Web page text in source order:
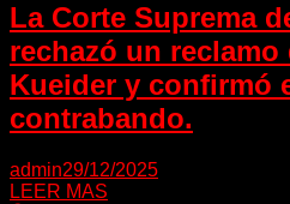
La Corte Suprema
rechazó un reclamo
Kueider y confirmó
contrabando.
admin29/12/2025
LEER MAS